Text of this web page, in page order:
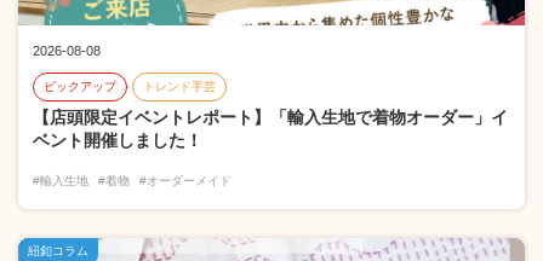
2026-08-08
ピックアップ トレンド手芸
【店頭限定イベントレポート】「輸入生地で着物オーダー」イ
ベント開催しました！
#輸入生地 #着物 #オーダーメイド
紐釦コラム